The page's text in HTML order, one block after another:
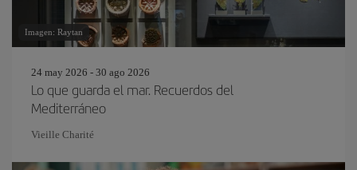
Imagen: Raytan
24 may 2026 - 30 ago 2026
Lo que guarda el mar. Recuerdos del
Mediterráneo
Vieille Charité